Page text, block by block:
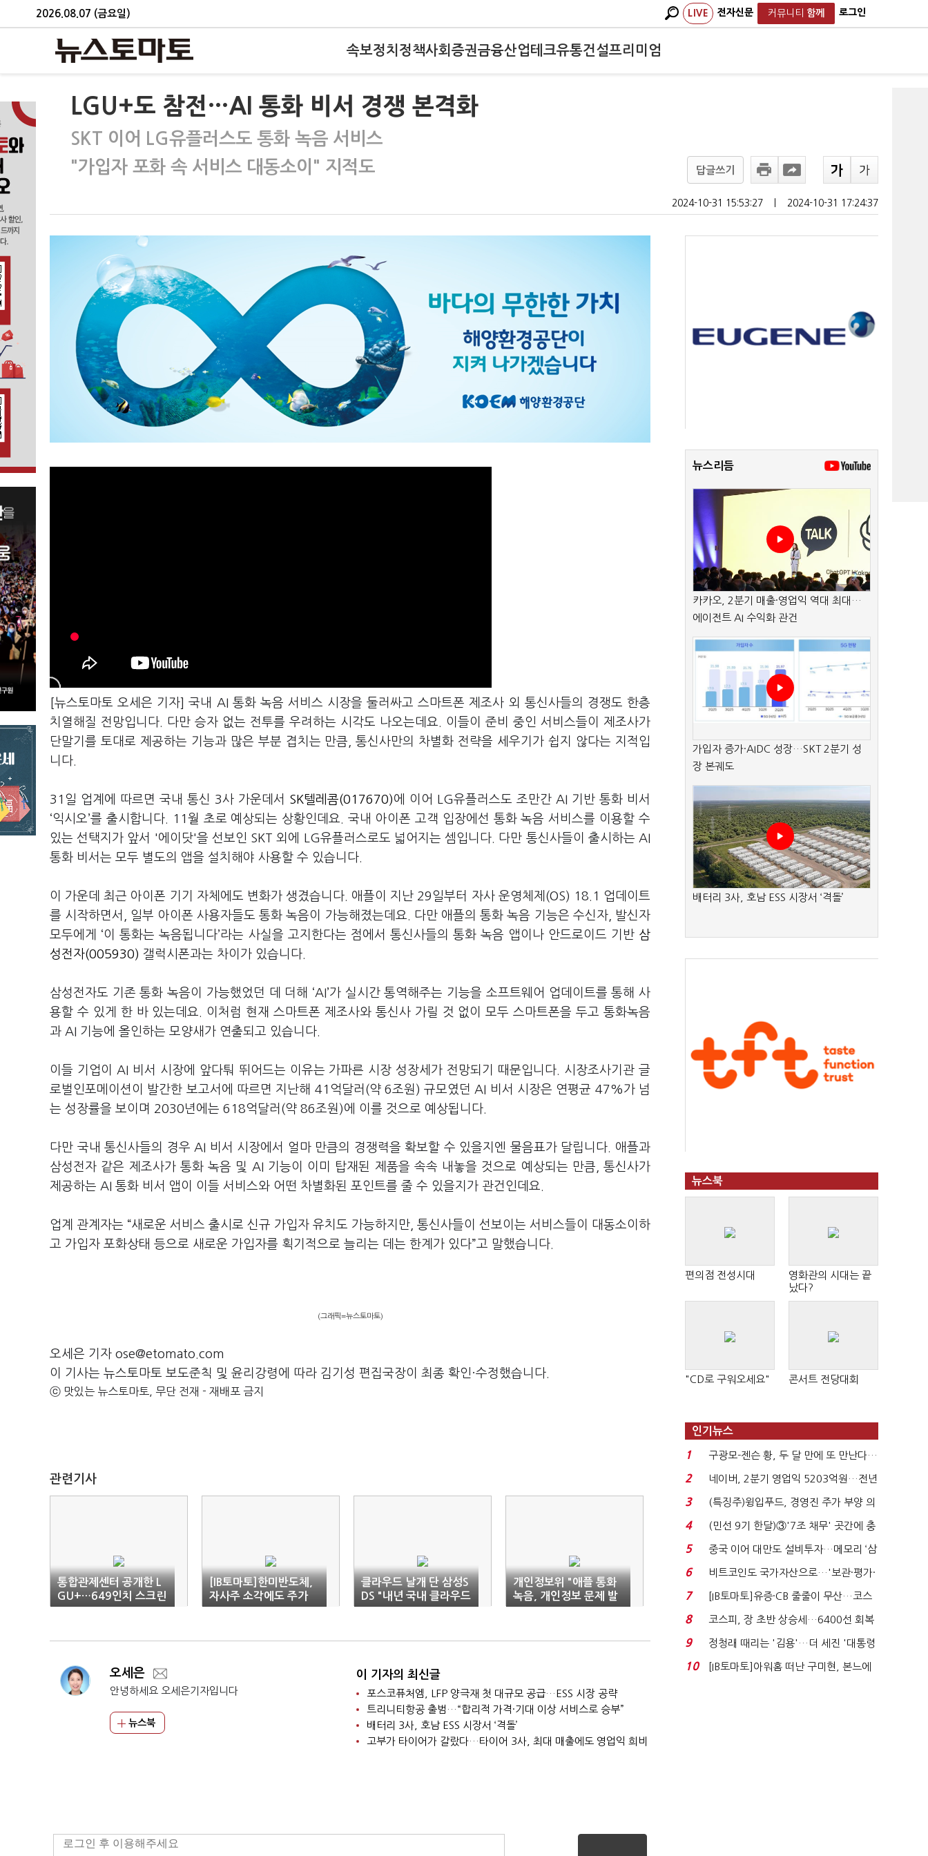
2026.08.07 (금요일) LIVE 전자신문 커뮤니티 함께 로그인
속보정치 정책사회 증권금융산업테크유통건설프리미엄
LGU+도 참전…AI 통화 비서 경쟁 본격화
SKT 이어 LG유플러스도 통화 녹음 서비스
"가입자 포화 속 서비스 대동소이" 지적도
답글쓰기
2024-10-31 15:53:27 2024-10-31 17:24:37
[뉴스토마토 오세은 기자] 국내 AI 통화 녹음 서비스 시장을 둘러싸고 스마트폰 제조사 외 통신사들의 경쟁도 한층
치열해질 전망입니다. 다만 승자 없는 전투를 우려하는 시각도 나오는데요. 이들이 준비 중인 서비스들이 제조사가
단말기를 토대로 제공하는 기능과 많은 부분 겹치는 만큼, 통신사만의 차별화 전략을 세우기가 쉽지 않다는 지적입
니다.
31일 업계에 따르면 국내 통신 3사 가운데서 SK텔레콤(017670)에 이어 LG유플러스도 조만간 AI 기반 통화 비서
‘익시오’를 출시합니다. 11월 초로 예상되는 상황인데요. 국내 아이폰 고객 입장에선 통화 녹음 서비스를 이용할 수
있는 선택지가 앞서 '에이닷'을 선보인 SKT 외에 LG유플러스로도 넓어지는 셈입니다. 다만 통신사들이 출시하는 AI
통화 비서는 모두 별도의 앱을 설치해야 사용할 수 있습니다.
이 가운데 최근 아이폰 기기 자체에도 변화가 생겼습니다. 애플이 지난 29일부터 자사 운영체제(OS) 18.1 업데이트
를 시작하면서, 일부 아이폰 사용자들도 통화 녹음이 가능해졌는데요. 다만 애플의 통화 녹음 기능은 수신자, 발신자
모두에게 ‘이 통화는 녹음됩니다’라는 사실을 고지한다는 점에서 통신사들의 통화 녹음 앱이나 안드로이드 기반 삼
성전자(005930) 갤럭시폰과는 차이가 있습니다.
삼성전자도 기존 통화 녹음이 가능했었던 데 더해 ‘AI’가 실시간 통역해주는 기능을 소프트웨어 업데이트를 통해 사
용할 수 있게 한 바 있는데요. 이처럼 현재 스마트폰 제조사와 통신사 가릴 것 없이 모두 스마트폰을 두고 통화녹음
과 AI 기능에 올인하는 모양새가 연출되고 있습니다.
이들 기업이 AI 비서 시장에 앞다퉈 뛰어드는 이유는 가파른 시장 성장세가 전망되기 때문입니다. 시장조사기관 글
로벌인포메이션이 발간한 보고서에 따르면 지난해 41억달러(약 6조원) 규모였던 AI 비서 시장은 연평균 47%가 넘
는 성장률을 보이며 2030년에는 618억달러(약 86조원)에 이를 것으로 예상됩니다.
다만 국내 통신사들의 경우 AI 비서 시장에서 얼마 만큼의 경쟁력을 확보할 수 있을지엔 물음표가 달립니다. 애플과
삼성전자 같은 제조사가 통화 녹음 및 AI 기능이 이미 탑재된 제품을 속속 내놓을 것으로 예상되는 만큼, 통신사가
제공하는 AI 통화 비서 앱이 이들 서비스와 어떤 차별화된 포인트를 줄 수 있을지가 관건인데요.
업계 관계자는 “새로운 서비스 출시로 신규 가입자 유치도 가능하지만, 통신사들이 선보이는 서비스들이 대동소이하
고 가입자 포화상태 등으로 새로운 가입자를 획기적으로 늘리는 데는 한계가 있다”고 말했습니다.
(그래픽=뉴스토마토)
오세은 기자 ose@etomato.com
이 기사는 뉴스토마토 보도준칙 및 윤리강령에 따라 김기성 편집국장이 최종 확인·수정했습니다.
ⓒ 맛있는 뉴스토마토, 무단 전재 - 재배포 금지
관련기사
통합관제센터 공개한 L
GU+…649인치 스크린
·RPA로 전국 관리
[IB토마토]한미반도체,
자사주 소각에도 주가
부진…SK하이닉스 발
클라우드 날개 단 삼성S
DS "내년 국내 클라우드
시장 8.2조"
개인정보위 "애플 통화
녹음, 개인정보 문제 발
생시 조사 시작"
오세은
안녕하세요 오세은기자입니다
뉴스북
이 기자의 최신글
포스코퓨처엠, LFP 양극재 첫 대규모 공급…ESS 시장 공략
트리니티항공 출범…“합리적 가격·기대 이상 서비스로 승부”
배터리 3사, 호남 ESS 시장서 ‘격돌’
고부가 타이어가 갈랐다…타이어 3사, 최대 매출에도 영업익 희비
뉴스리듬
카카오, 2분기 매출·영업익 역대 최대…
에이전트 AI 수익화 관건
가입자 증가·AIDC 성장…SKT 2분기 성
장 본궤도
배터리 3사, 호남 ESS 시장서 ‘격돌’
뉴스북
편의점 전성시대
영화관의 시대는 끝
났다?
"CD로 구워오세요" 콘서트 전당대회
인기뉴스
1
구광모-젠슨 황, 두 달 만에 또 만난다…
로봇·AI 등 논...
2
네이버, 2분기 영업익 5203억원…전년
비 0.2% 감소...
3
(특징주)윙입푸드, 경영진 주가 부양 의
지에 상한가...
4
(민선 9기 한달)③'7조 채무' 곳간에 충
격…추미애, 20년...
5
중국 이어 대만도 설비투자…메모리 ‘삼
국전쟁’
6
비트코인도 국가자산으로…'보관·평가·
처분' 기준은 ...
7
[IB토마토]유증·CB 줄줄이 무산…코스
닥 벌점 급증에 ...
8
코스피, 장 초반 상승세…6400선 회복
시도
9
정청래 때리는 '김용'…더 세진 '대통령
최측근' 입...
10
[IB토마토]아워홈 떠난 구미현, 본느에